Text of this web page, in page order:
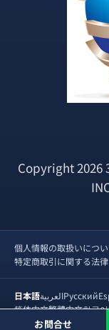
お問合せ
Copyright 2026
個人情報の取扱いにつ
特定商取引に関する法律
日本語العربيةРусский
简体中文繁體中文한국어
20263D UNIVERSAL